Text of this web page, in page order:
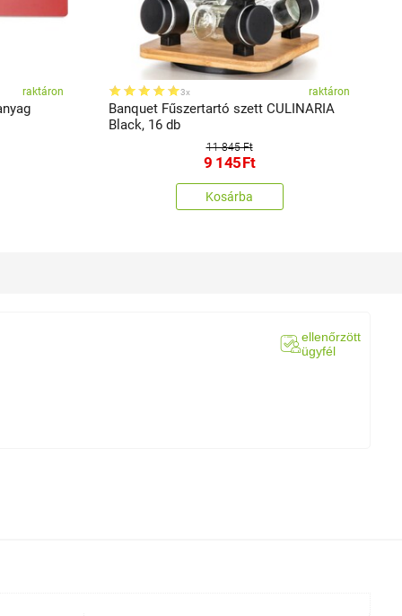
raktáron 3x raktáron
Banquet Fűszertartó szett CULINARIA
Black, 16 db
11 845 Ft
9 145Ft
Kosárba
ellenőrzött
ügyfél